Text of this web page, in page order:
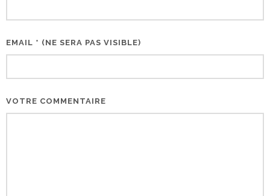
EMAIL * (NE SERA PAS VISIBLE)
VOTRE COMMENTAIRE